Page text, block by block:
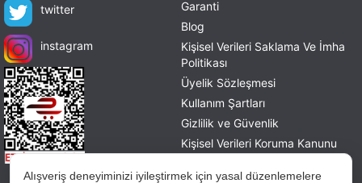
Alışveriş deneyiminizi iyileştirmek için yasal düzenlemelere
twitter
instagram
Garanti
Blog
Kişisel Verileri Saklama Ve İmha
Politikası
Üyelik Sözleşmesi
Kullanım Şartları
Gizlilik ve Güvenlik
Kişisel Verileri Koruma Kanunu